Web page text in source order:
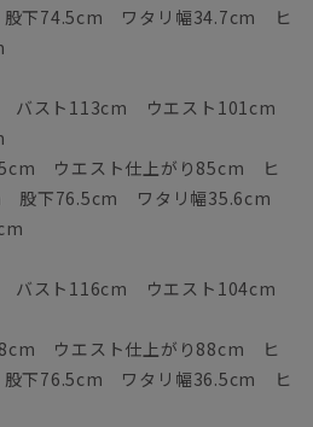
下74.5cm ワタリ幅34.7cm ヒ
バスト113cm ウエスト101cm
ウエスト仕上がり85cm ヒ
股下76.5cm ワタリ幅35.6cm
バスト116cm ウエスト104cm
ウエスト仕上がり88cm ヒ
下76.5cm ワタリ幅36.5cm ヒ